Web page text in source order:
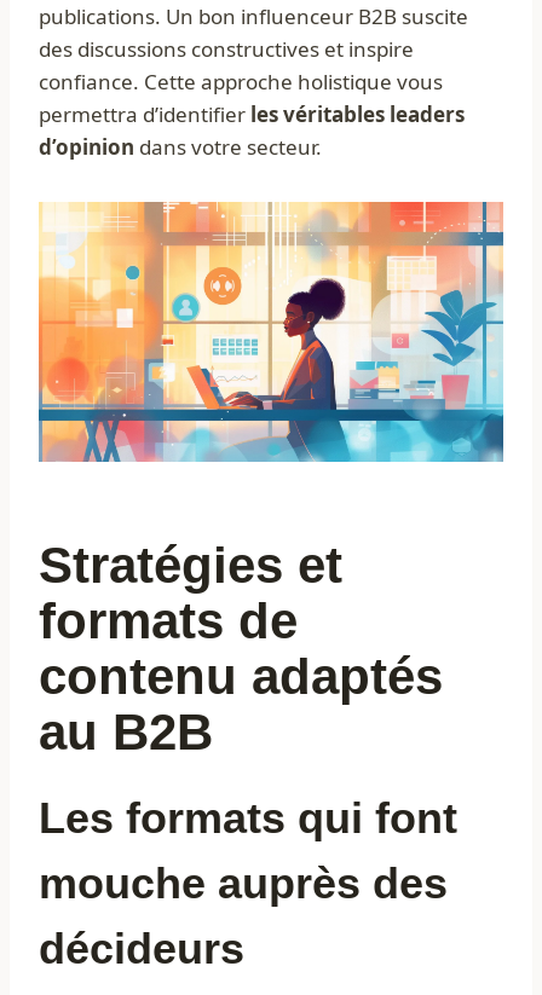
publications. Un bon influenceur B2B suscite
des discussions constructives et inspire
confiance. Cette approche holistique vous
permettra d’identifier les véritables leaders
d’opinion dans votre secteur.
Stratégies et
formats de
contenu adaptés
au B2B
Les formats qui font
mouche auprès des
décideurs